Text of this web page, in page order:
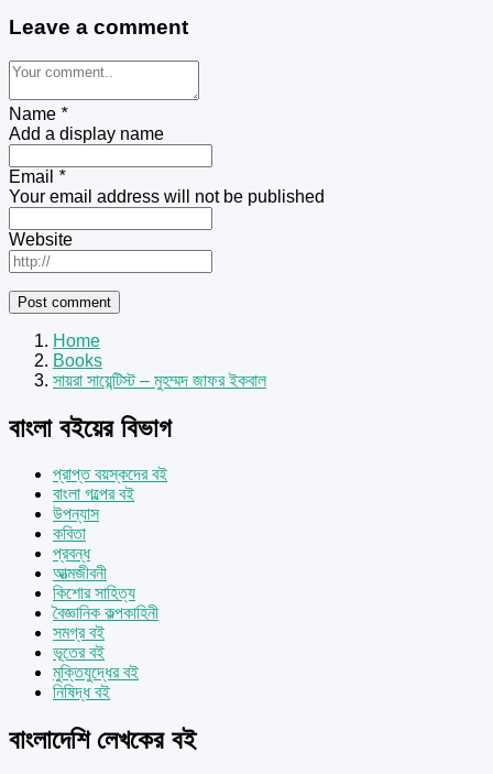
Leave a comment
Name *
Add a display name
Email *
Your email address will not be published
Website
Home
Books
সায়রা সায়েন্টিস্ট – মুহম্মদ জাফর ইকবাল
বাংলা বইয়ের বিভাগ
প্রাপ্ত বয়স্কদের বই
বাংলা গল্পের বই
উপন্যাস
কবিতা
প্রবন্ধ
আত্মজীবনী
কিশোর সাহিত্য
বৈজ্ঞানিক কল্পকাহিনী
সমগ্র বই
ভূতের বই
মুক্তিযুদ্ধের বই
নিষিদ্ধ বই
বাংলাদেশি লেখকের বই